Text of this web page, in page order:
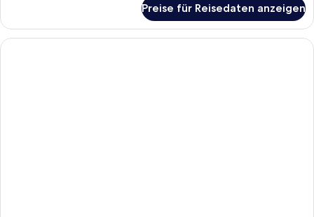
Classic
Preise für Reisedaten anzeigen